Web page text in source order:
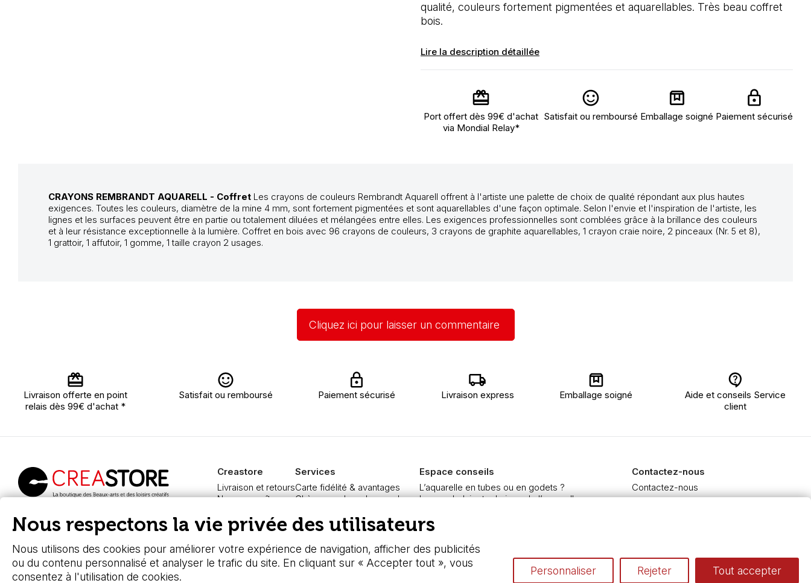
qualité, couleurs fortement pigmentées et aquarellables. Très beau coffret
bois.
Lire la description détaillée
Port offert dès 99€ d'achat
via Mondial Relay*
Satisfait ou remboursé Emballage soigné Paiement sécurisé
CRAYONS REMBRANDT AQUARELL - Coffret Les crayons de couleurs Rembrandt Aquarell offrent à l'artiste une palette de choix de qualité répondant aux plus hautes
exigences. Toutes les couleurs, diamètre de la mine 4 mm, sont fortement pigmentées et sont aquarellables d'une façon optimale. Selon l'envie et l'inspiration de l'artiste, les
lignes et les surfaces peuvent être en partie ou totalement diluées et mélangées entre elles. Les exigences professionnelles sont comblées grâce à la brillance des couleurs
et à leur résistance exceptionnelle à la lumière. Coffret en bois avec 96 crayons de couleurs, 3 crayons de graphite aquarellables, 1 crayon craie noire, 2 pinceaux (Nr. 5 et 8),
1 grattoir, 1 affutoir, 1 gomme, 1 taille crayon 2 usages.
Cliquez ici pour laisser un commentaire
Livraison offerte en point
relais dès 99€ d'achat *
Satisfait ou remboursé Paiement sécurisé Livraison express Emballage soigné
Aide et conseils Service
client
fournitures beaux-arts
Creastore
Livraison et retours
Nous connaître
FAQ
Boutique à Angers
Services
Carte fidélité & avantages
Chèque cadeau, bon cadeaux
Pass culture - mode d'emploi
Nos promotions en cours
Espace conseils
L’aquarelle en tubes ou en godets ?
Le vocabulaire technique de l’aquarelle
Préparer une toile pour peinture à l'huile et acrylique
Nettoyage et entretien des pinceaux
Contactez-nous
Contactez-nous
Nous respectons la vie privée des utilisateurs
Nous utilisons des cookies pour améliorer votre expérience de navigation, afficher des publicités
ou du contenu personnalisé et analyser le trafic du site. En cliquant sur « Accepter tout », vous
consentez à l'utilisation de cookies.
Personnaliser Rejeter Tout accepter